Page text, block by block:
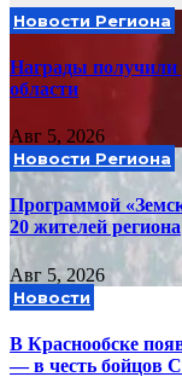
Новости Региона
Награды получили
области
Авг 5, 2026
Новости Региона
Программой
20 жителей региона
Авг 5, 2026
Новости
В Краснообске
— в честь бойцов